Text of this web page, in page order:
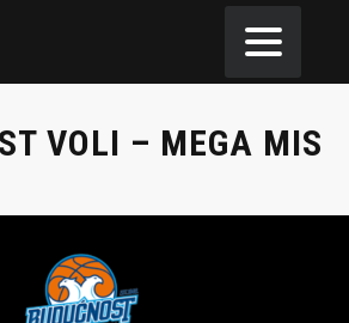
VOLI – MEGA MIS